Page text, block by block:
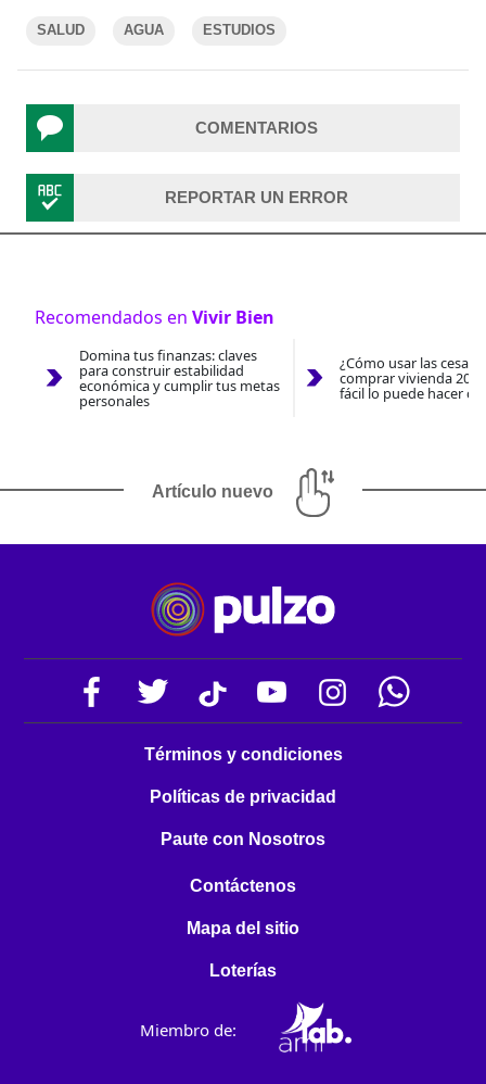
SALUD AGUA ESTUDIOS
COMENTARIOS
REPORTAR UN ERROR
Recomendados en Vivir Bien
Domina tus finanzas: claves
para construir estabilidad
económica y cumplir tus metas
personales
¿Cómo usar las
comprar vivienda
fácil lo puede hacer
Artículo nuevo
Términos y condiciones
Políticas de privacidad
Paute con Nosotros
Contáctenos
Mapa del sitio
Loterías
Miembro de: